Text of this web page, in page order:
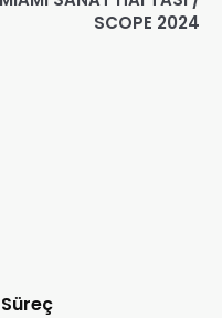
SCOPE 2024